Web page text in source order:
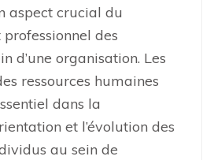
aspect crucial du
des
d’une organisation. Les
ressources humaines
dans la
et l’évolution des
au sein de